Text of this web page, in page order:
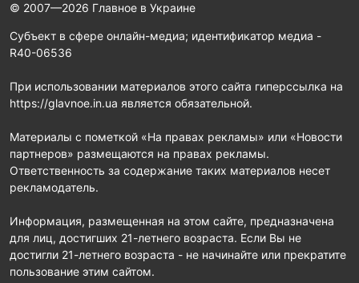
© 2007—2026 Главное в Украине
Субъект в сфере онлайн-медиа; идентификатор медиа -
R40-06536
При использовании материалов этого сайта гиперссылка на
https://glavnoe.in.ua является обязательной.
Материалы с пометкой «На правах рекламы» или «Новости
партнеров» размещаются на правах рекламы.
Ответственность за содержание таких материалов несет
рекламодатель.
Информация, размещенная на этом сайте, предназначена
для лиц, достигших 21-летнего возраста. Если Вы не
достигли 21-летнего возраста - не начинайте или прекратите
пользование этим сайтом.